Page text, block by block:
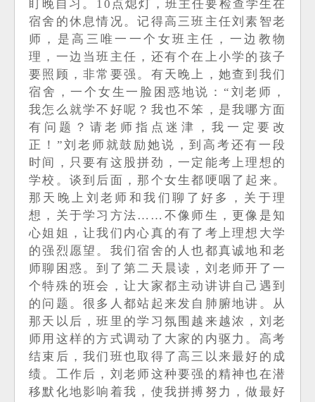
盯晚自习 。 10点熄灯，班主任要检查学生在
宿舍的休息情况。记得高三班主任刘素智老
师，是高三唯一一个女班主任，一边教物
理，一边当班主任，还有个在上小学的孩子
要照顾，非常要强。有天晚上，她查到我们
宿舍，一个女生一脸困惑地说： “刘老师，
我怎么就学不好呢 ？我也不笨，是我哪方面
有问题？请老师指点迷津，我一定要改
正！ ”刘老师就鼓励她说，到高考还有一段
时间，只要有这股拼劲，一定能考上理想的
学校 。谈到后面，那个女生都哽咽了起来。
那天晚上刘老师和我们聊了好多，关于理
想，关于学习方法 …… 不像师生，更像是知
心姐姐，让我们内心真的有了考上理想大学
的强烈愿望。我们宿舍的人也都真诚地和老
师聊困惑。到了第二天晨读，刘老师开了一
个特殊的班会，让大家都主动讲讲自己遇到
的问题。很多人都站起来发自肺腑地讲。从
那天以后，班里的学习氛围越来越浓，刘老
师用这样的方式调动了大家的内驱力。高考
结束后，我们班也取得了高三以来最好的成
绩。工作后，刘老师这种要强的精神也在潜
移默化地影响着我，使我拼搏努力，做最好